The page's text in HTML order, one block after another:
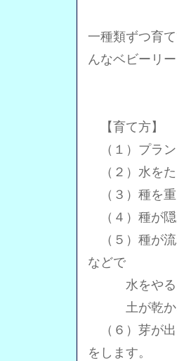
一種類ずつ育
んなベビーリ
【育て方】
（１）プラン
（２）水をた
（３）種を重
（４）種が隠
（５）種が流
などで
水をやると
土が乾かな
（６）芽が出
をします。